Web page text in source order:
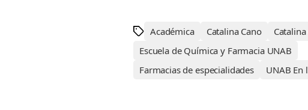
Académica Catalina Cano
Escuela de Química y Farmacia UNAB
Farmacias de especialidades
UNAB En